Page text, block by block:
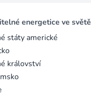
energetice ve světě
státy americké
království